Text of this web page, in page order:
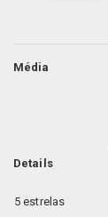
Média
Details
5 estrelas